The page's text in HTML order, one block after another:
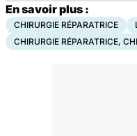
En savoir plus :
CHIRURGIE RÉPARATRICE
CHIRURGIE RÉPARATRICE,